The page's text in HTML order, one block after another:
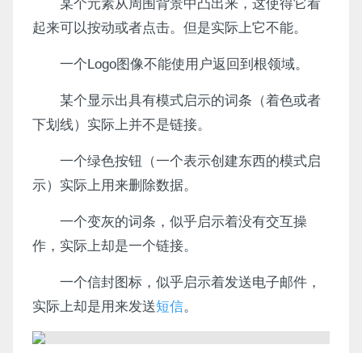
某个元素从周围背景中凸出来，这使得它看
起来可以按动或者点击。但是实际上它不能。
一个Logo图像不能使用户返回到根领域。
某个显示出具有模式启示的词条（着色或者
下划线）实际上并不是链接。
一个绿色按钮（一个表示创建东西的模式启
示）实际上用来删除数据。
一个变灰的词条，似乎启示着没有交互操
作，实际上却是一个链接。
一个信封图标，似乎启示着发送电子邮件，
实际上却是用来发送短信。